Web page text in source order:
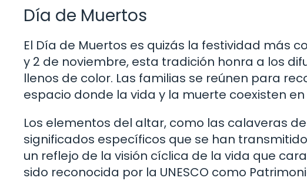
Día de Muertos
El Día de Muertos es quizás la festividad más
y 2 de noviembre, esta tradición honra a los
llenos de color. Las familias se reúnen para
espacio donde la vida y la muerte coexisten
Los elementos del altar, como las calaveras
significados específicos que se han
un reflejo de la visión cíclica de la vida que
sido reconocida por la UNESCO como